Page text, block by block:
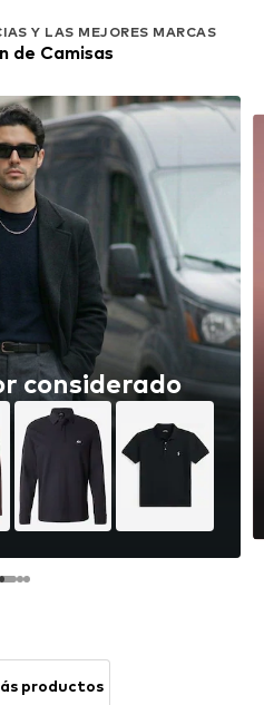
Y LAS MEJORES MARCAS
de Camisas
considerado
productos